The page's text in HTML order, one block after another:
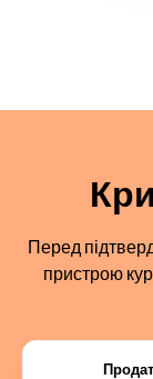
Перед
пристрою